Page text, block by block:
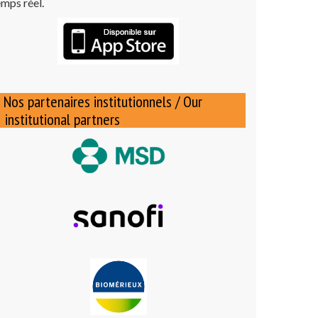
Nos partenaires institutionnels / Our
institutional partners